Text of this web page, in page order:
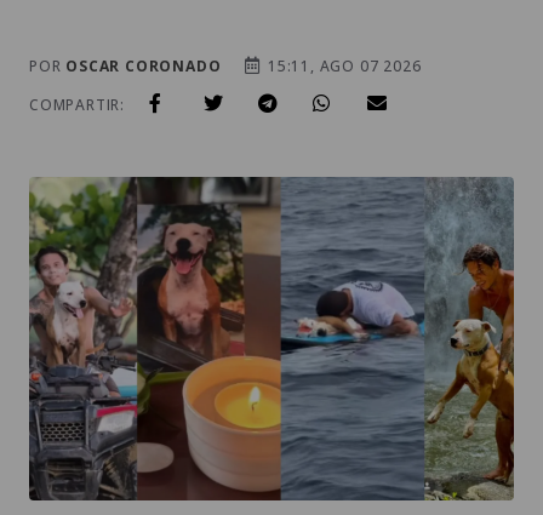
THAI, EL PERRO QUE CONMUEVE AL MUNDO TRAS SU MUERTE /
FOTO: IG DE DIEGO JIMÉNEZ